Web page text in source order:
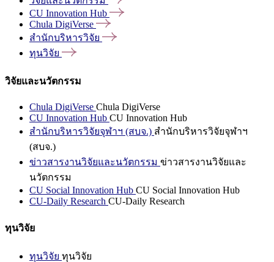
CU Innovation Hub
Chula DigiVerse
สำนักบริหารวิจัย
ทุนวิจัย
วิจัยและนวัตกรรม
Chula DigiVerse Chula DigiVerse
CU Innovation Hub CU Innovation Hub
สำนักบริหารวิจัยจุฬาฯ (สบจ.) สำนักบริหารวิจัยจุฬาฯ
(สบจ.)
ข่าวสารงานวิจัยและนวัตกรรม ข่าวสารงานวิจัยและ
นวัตกรรม
CU Social Innovation Hub CU Social Innovation Hub
CU-Daily Research CU-Daily Research
ทุนวิจัย
ทุนวิจัย ทุนวิจัย